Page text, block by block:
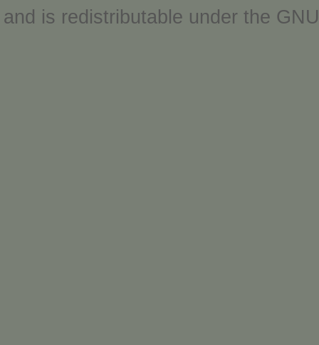
and is redistributable under the